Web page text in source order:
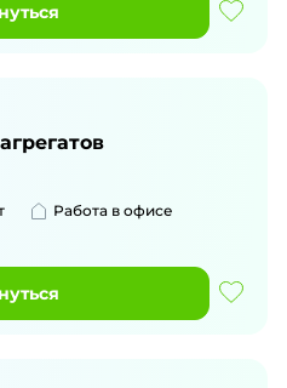
Работа в офисе